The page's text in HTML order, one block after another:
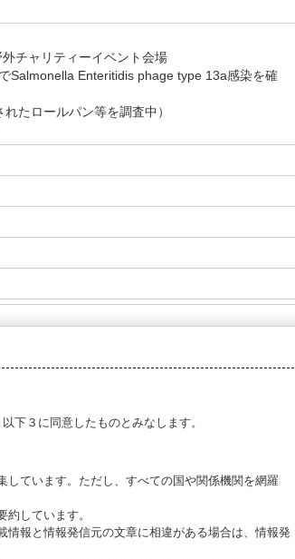
チャリティーイベント会場
Salmonella Enteritidis phage type 13a感染を確
たロールパン等を調査中）
下３に同意したものとみなします。
ています。ただし、すべての国や関係機関を網羅
しています。
報と情報発信元の文章に相違がある場合は、情報発